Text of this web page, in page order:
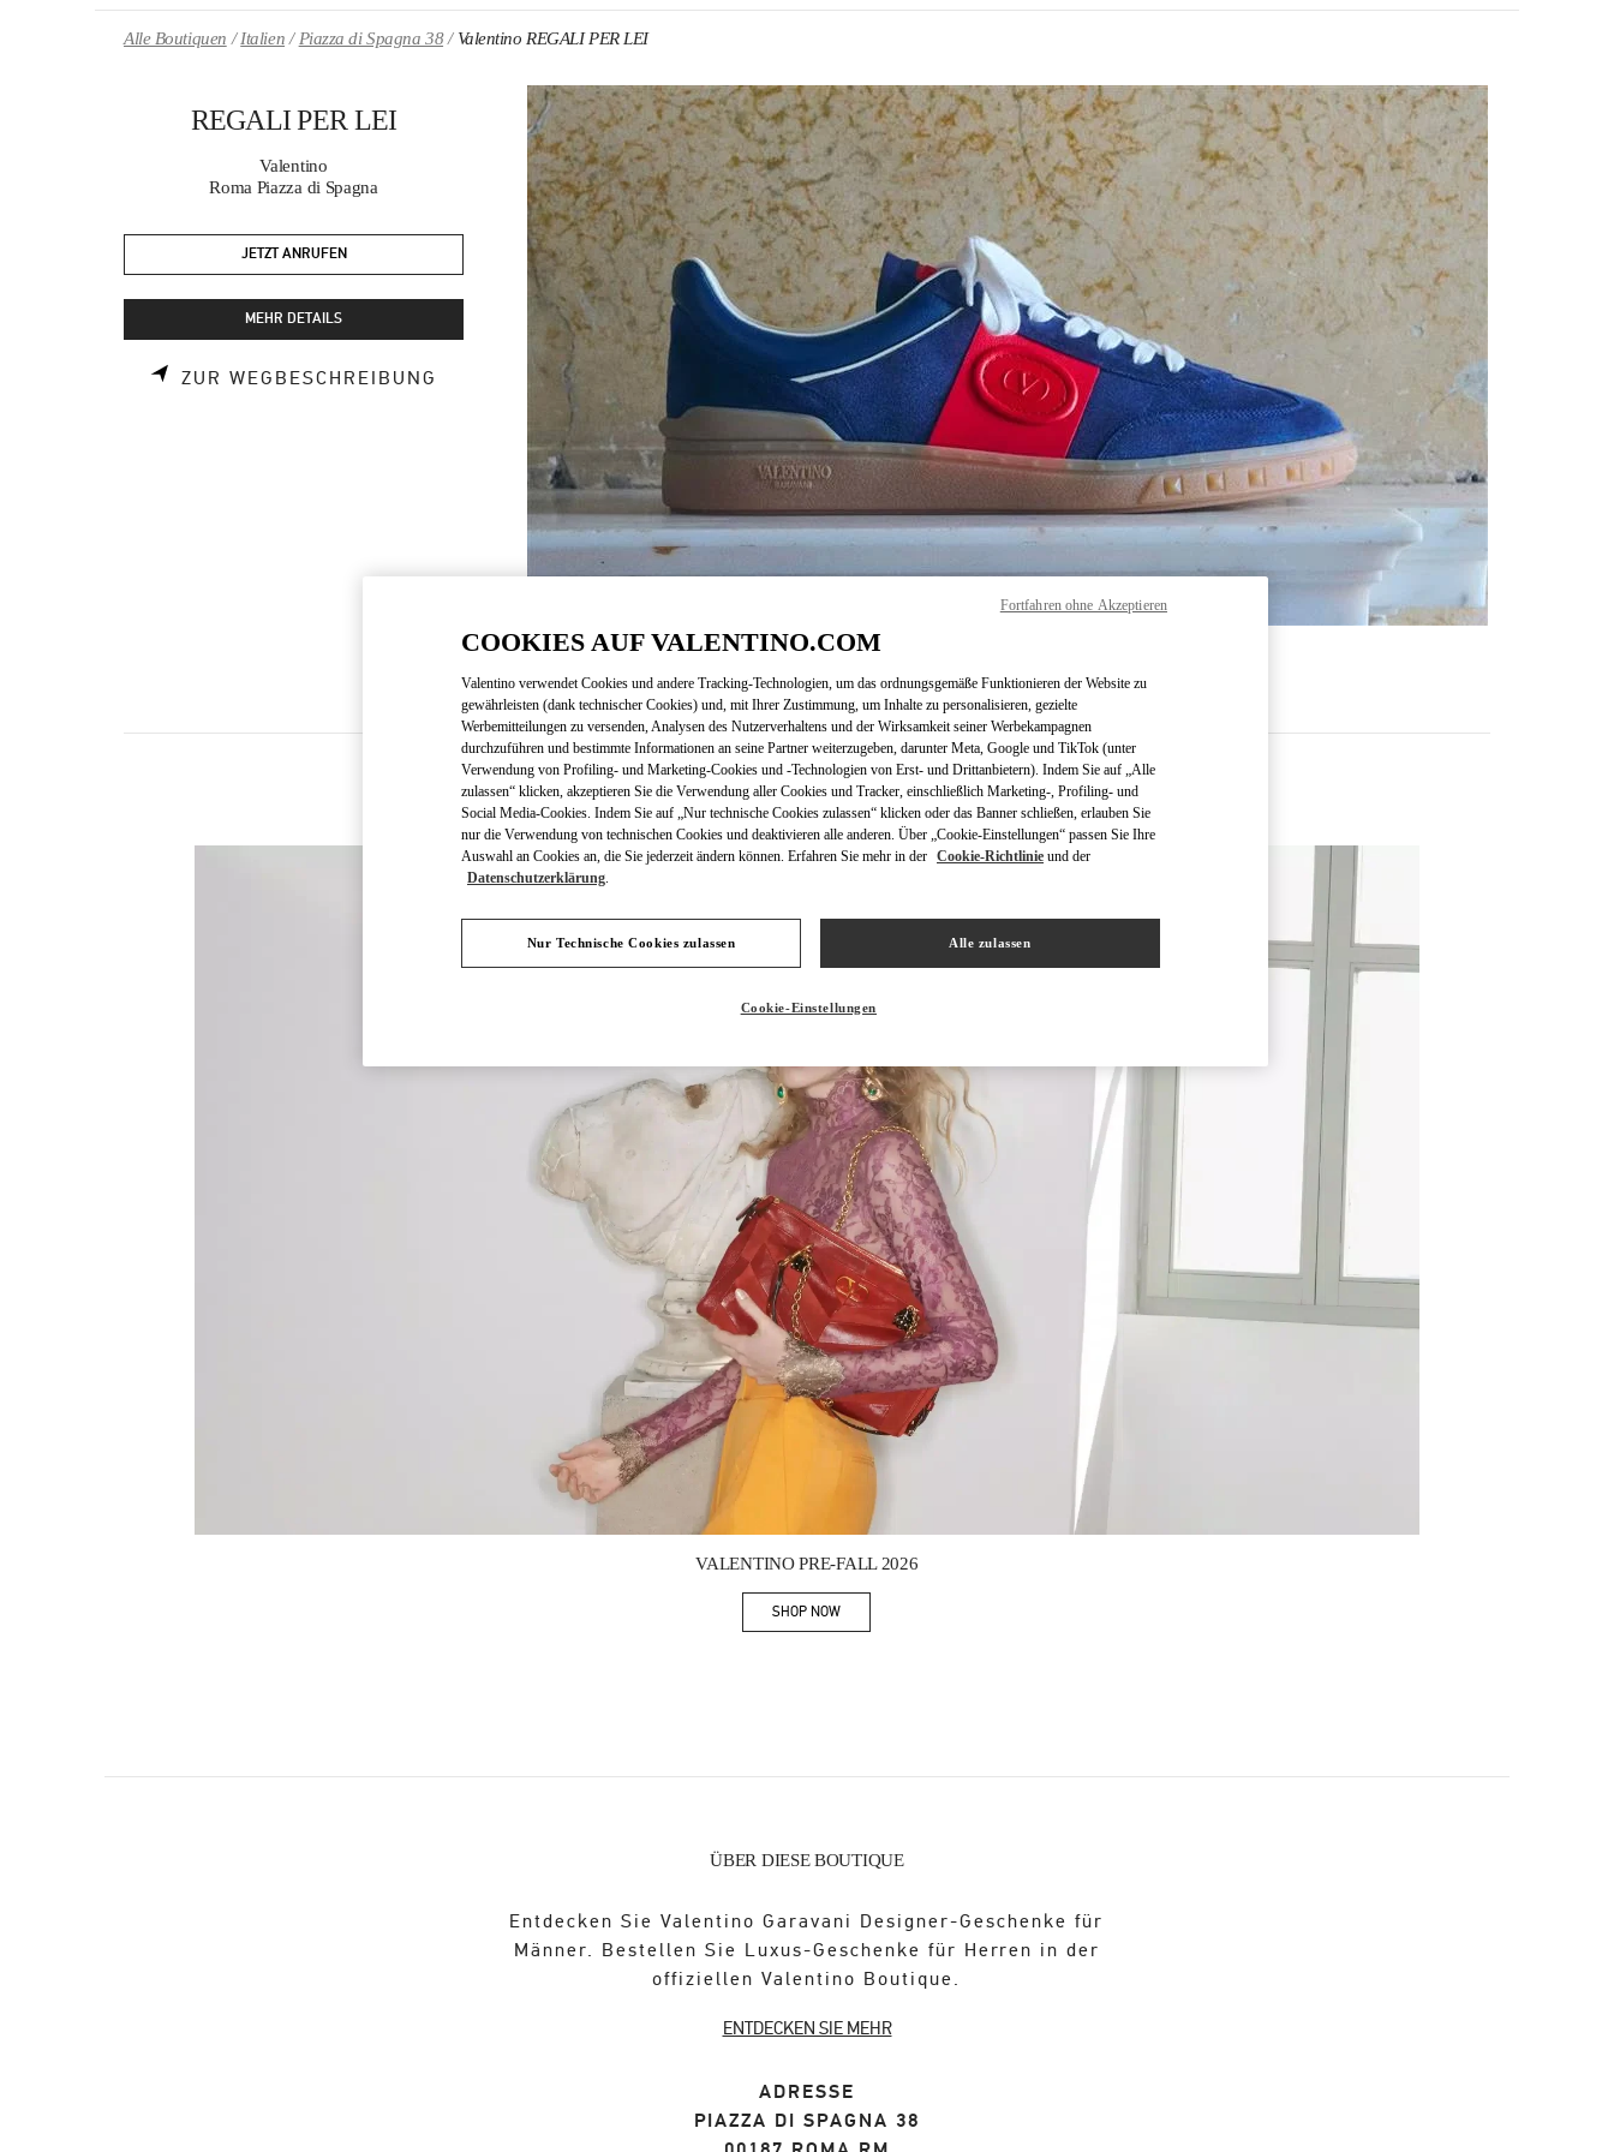
Alle Boutiquen Italien Piazza di Spagna 38 Valentino REGALI PER LEI
REGALI PER LEI
Valentino
Roma Piazza di Spagna
JETZT ANRUFEN
MEHR DETAILS
ZUR WEGBESCHREIBUNG LINK OPENS IN NEW TAB
Link Opens in New Tab
NEUHEITEN
VALENTINO PRE-FALL 2026
SHOP NOWLink Opens in New Tab
ÜBER DIESE BOUTIQUE
Entdecken Sie Valentino Garavani Designer-Geschenke für
Männer. Bestellen Sie Luxus-Geschenke für Herren in der
offiziellen Valentino Boutique.
ENTDECKEN SIE MEHR
ADRESSE
PIAZZA DI SPAGNA 38
COOKIES AUF VALENTINO.COM
Valentino verwendet Cookies und andere Tracking-Technologien, um das ordnungsgemäße Funktionieren der Website zu
gewährleisten (dank technischer Cookies) und, mit Ihrer Zustimmung, um Inhalte zu personalisieren, gezielte
Werbemitteilungen zu versenden, Analysen des Nutzerverhaltens und der Wirksamkeit seiner Werbekampagnen
durchzuführen und bestimmte Informationen an seine Partner weiterzugeben, darunter Meta, Google und TikTok (unter
Verwendung von Profiling- und Marketing-Cookies und -Technologien von Erst- und Drittanbietern). Indem Sie auf „Alle
zulassen“ klicken, akzeptieren Sie die Verwendung aller Cookies und Tracker, einschließlich Marketing-, Profiling- und
Social Media-Cookies. Indem Sie auf „Nur technische Cookies zulassen“ klicken oder das Banner schließen, erlauben Sie
nur die Verwendung von technischen Cookies und deaktivieren alle anderen. Über „Cookie-Einstellungen“ passen Sie Ihre
Auswahl an Cookies an, die Sie jederzeit ändern können. Erfahren Sie mehr in der Cookie-Richtlinie und der
Datenschutzerklärung.
Nur Technische Cookies zulassen Alle zulassen
Cookie-Einstellungen
Fortfahren ohne Akzeptieren